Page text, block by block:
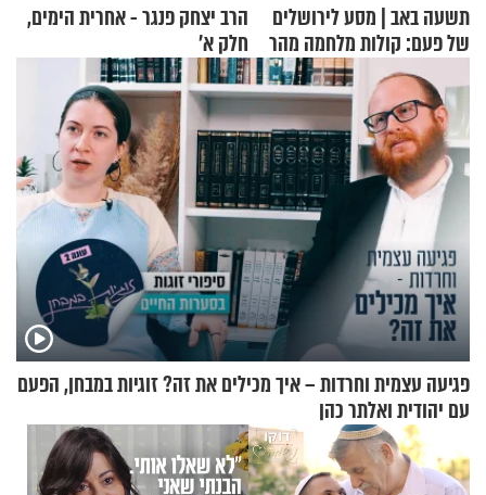
תשעה באב | מסע לירושלים
של פעם: קולות מלחמה מהר
הזיתים
הרב יצחק פנגר - אחרית הימים,
חלק א’
פגיעה עצמית וחרדות – איך מכילים את זה? זוגיות במבחן, הפעם
עם יהודית ואלתר כהן